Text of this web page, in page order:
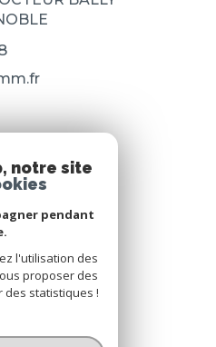
suivre
droits réservés
notre site
pendant
l'utilisation des
proposer des
statistiques !